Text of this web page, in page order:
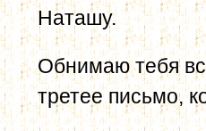
Наташу.
Обнимаю тебя
третее письмо,